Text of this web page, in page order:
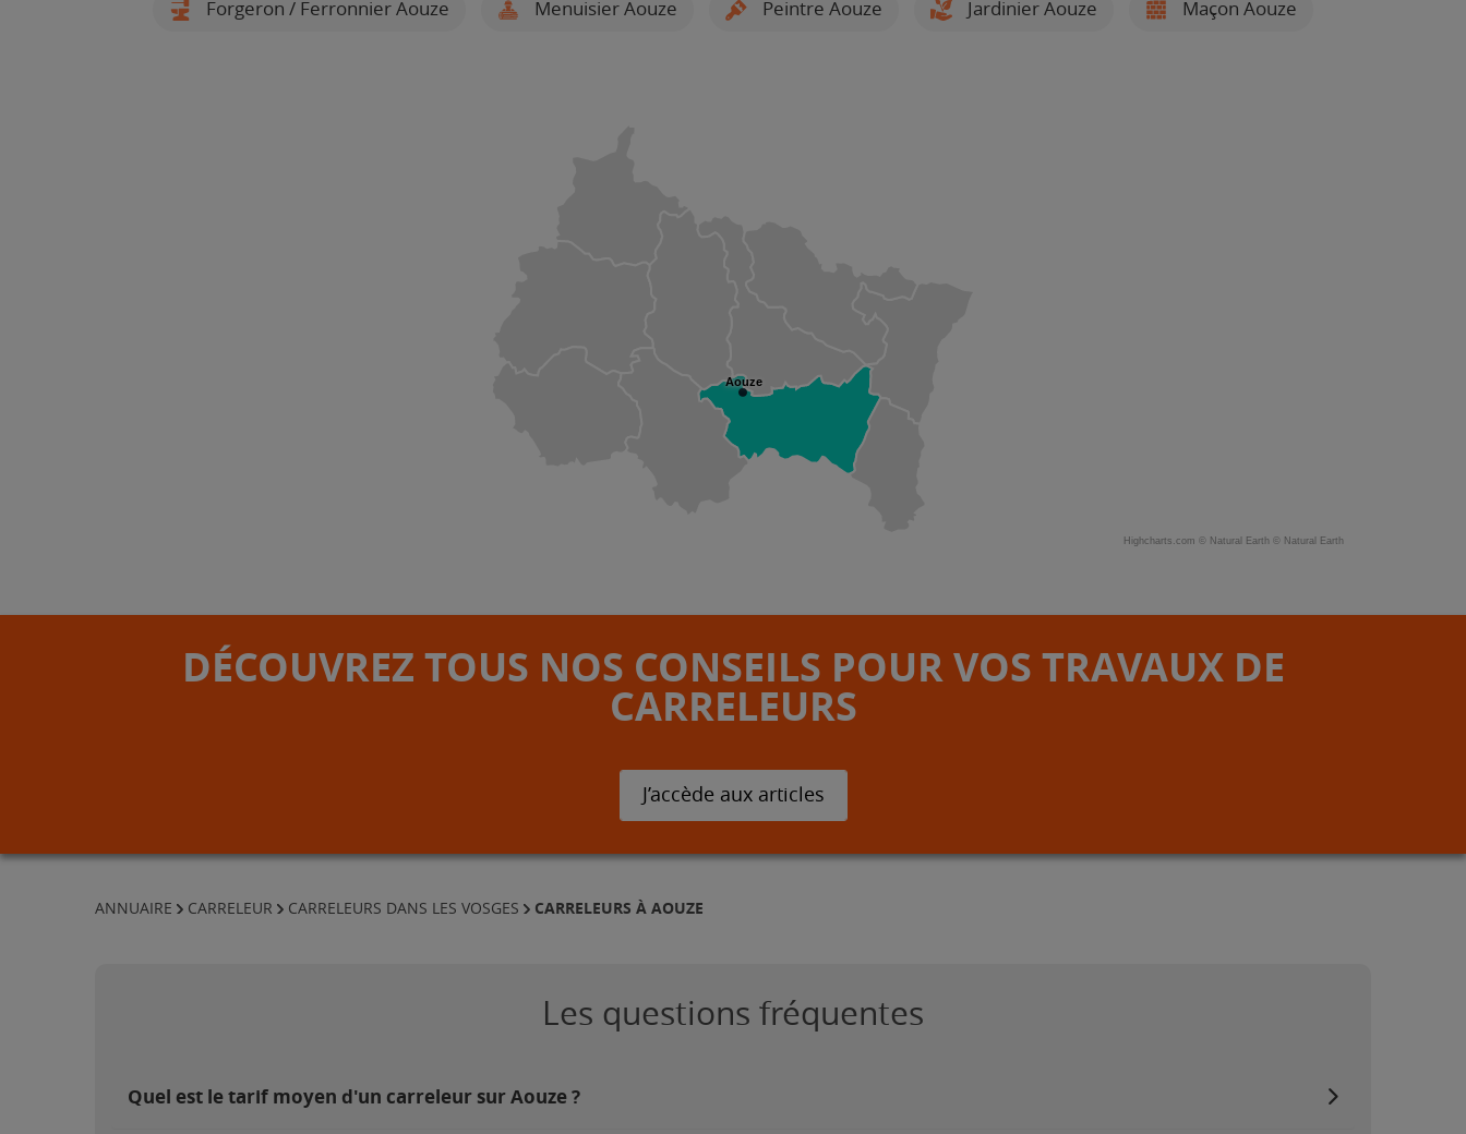
Forgeron / Ferronnier Aouze Menuisier Aouze Peintre Aouze Jardinier Aouze Maçon Aouze
Aouze
Highcharts.com © Natural Earth © Natural Earth
DÉCOUVREZ TOUS NOS CONSEILS POUR VOS TRAVAUX DE
CARRELEURS
J’accède aux articles
ANNUAIRE CARRELEUR CARRELEURS DANS LES VOSGES CARRELEURS À AOUZE
Les questions fréquentes
Quel est le tarif moyen d'un carreleur sur Aouze ?